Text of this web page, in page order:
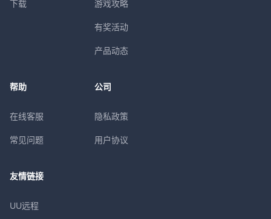
下载 游戏攻略
有奖活动
产品动态
帮助
在线客服
常见问题
公司
隐私政策
用户协议
友情链接
UU远程